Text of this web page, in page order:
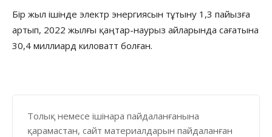
Бір жыл ішінде электр энергиясын тұтыну 1,3 пайызға
артып, 2022 жылғы қаңтар-наурыз айларында сағатына
30,4 миллиард киловатт болған.
Толық немесе ішінара пайдаланғанына
қарамастан, сайт материалдарын пайдаланған